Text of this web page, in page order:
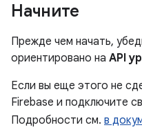
Начните
Прежде чем начать,
ориентировано на API
Если вы еще этого не
Firebase и подключите
Подробности см. в